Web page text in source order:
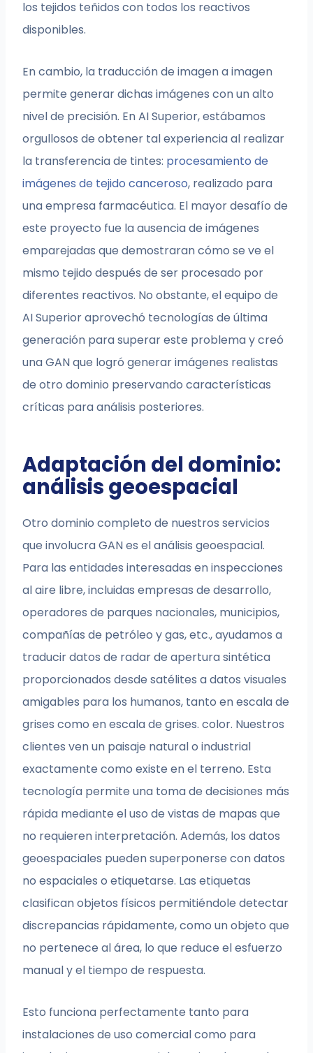
los tejidos teñidos con todos los reactivos
disponibles.
En cambio, la traducción de imagen a imagen
permite generar dichas imágenes con un alto
nivel de precisión. En AI Superior, estábamos
orgullosos de obtener tal experiencia al realizar
la transferencia de tintes: procesamiento de
imágenes de tejido canceroso, realizado para
una empresa farmacéutica. El mayor desafío de
este proyecto fue la ausencia de imágenes
emparejadas que demostraran cómo se ve el
mismo tejido después de ser procesado por
diferentes reactivos. No obstante, el equipo de
AI Superior aprovechó tecnologías de última
generación para superar este problema y creó
una GAN que logró generar imágenes realistas
de otro dominio preservando características
críticas para análisis posteriores.
Adaptación del dominio:
análisis geoespacial
Otro dominio completo de nuestros servicios
que involucra GAN es el análisis geoespacial.
Para las entidades interesadas en inspecciones
al aire libre, incluidas empresas de desarrollo,
operadores de parques nacionales, municipios,
compañías de petróleo y gas, etc., ayudamos a
traducir datos de radar de apertura sintética
proporcionados desde satélites a datos visuales
amigables para los humanos, tanto en escala de
grises como en escala de grises. color. Nuestros
clientes ven un paisaje natural o industrial
exactamente como existe en el terreno. Esta
tecnología permite una toma de decisiones más
rápida mediante el uso de vistas de mapas que
no requieren interpretación. Además, los datos
geoespaciales pueden superponerse con datos
no espaciales o etiquetarse. Las etiquetas
clasifican objetos físicos permitiéndole detectar
discrepancias rápidamente, como un objeto que
no pertenece al área, lo que reduce el esfuerzo
manual y el tiempo de respuesta.
Esto funciona perfectamente tanto para
instalaciones de uso comercial como para